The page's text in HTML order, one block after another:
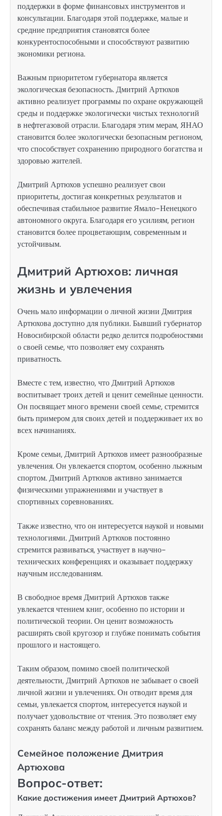
поддержки в форме финансовых инструментов и
консультации. Благодаря этой поддержке, малые и
средние предприятия становятся более
конкурентоспособными и способствуют развитию
экономики региона.
Важным приоритетом губернатора является
экологическая безопасность. Дмитрий Артюхов
активно реализует программы по охране окружающей
среды и поддержке экологически чистых технологий
в нефтегазовой отрасли. Благодаря этим мерам, ЯНАО
становится более экологически безопасным регионом,
что способствует сохранению природного богатства и
здоровью жителей.
Дмитрий Артюхов успешно реализует свои
приоритеты, достигая конкретных результатов и
обеспечивая стабильное развитие Ямало-Ненецкого
автономного округа. Благодаря его усилиям, регион
становится более процветающим, современным и
устойчивым.
Дмитрий Артюхов: личная
жизнь и увлечения
Очень мало информации о личной жизни Дмитрия
Артюхова доступно для публики. Бывший губернатор
Новосибирской области редко делится подробностями
о своей семье, что позволяет ему сохранять
приватность.
Вместе с тем, известно, что Дмитрий Артюхов
воспитывает троих детей и ценит семейные ценности.
Он посвящает много времени своей семье, стремится
быть примером для своих детей и поддерживает их во
всех начинаниях.
Кроме семьи, Дмитрий Артюхов имеет разнообразные
увлечения. Он увлекается спортом, особенно лыжным
спортом. Дмитрий Артюхов активно занимается
физическими упражнениями и участвует в
спортивных соревнованиях.
Также известно, что он интересуется наукой и новыми
технологиями. Дмитрий Артюхов постоянно
стремится развиваться, участвует в научно-
технических конференциях и оказывает поддержку
научным исследованиям.
В свободное время Дмитрий Артюхов также
увлекается чтением книг, особенно по истории и
политической теории. Он ценит возможность
расширять свой кругозор и глубже понимать события
прошлого и настоящего.
Таким образом, помимо своей политической
деятельности, Дмитрий Артюхов не забывает о своей
личной жизни и увлечениях. Он отводит время для
семьи, увлекается спортом, интересуется наукой и
получает удовольствие от чтения. Это позволяет ему
сохранять баланс между работой и личным развитием.
Семейное положение Дмитрия
Артюхова
Вопрос-ответ:
Какие достижения имеет Дмитрий Артюхов?